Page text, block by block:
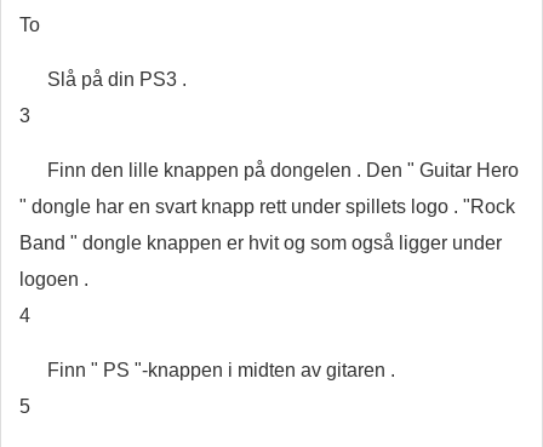
To
Slå på din PS3 .
3
Finn den lille knappen på dongelen . Den " Guitar Hero
" dongle har en svart knapp rett under spillets logo . "Rock
Band " dongle knappen er hvit og som også ligger under
logoen .
4
Finn " PS "-knappen i midten av gitaren .
5